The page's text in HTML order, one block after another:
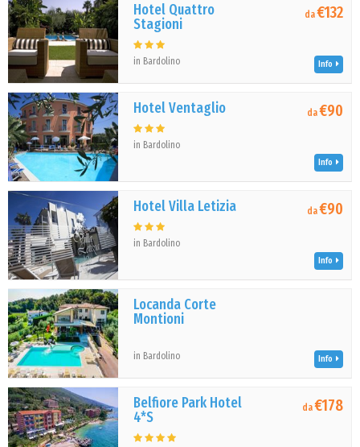
Hotel Quattro
Stagioni
in Bardolino
da€132
Info
Hotel Ventaglio
in Bardolino
da€90
Info
Hotel Villa Letizia
in Bardolino
da€90
Info
Locanda Corte
Montioni
in Bardolino Info
Belfiore Park Hotel
4*S
da€178